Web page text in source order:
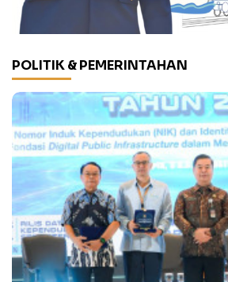
POLITIK & PEMERINTAHAN